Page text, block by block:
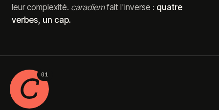
leur complexité. caradiemfait l'inverse : quatre
verbes, un cap.
C 0 1